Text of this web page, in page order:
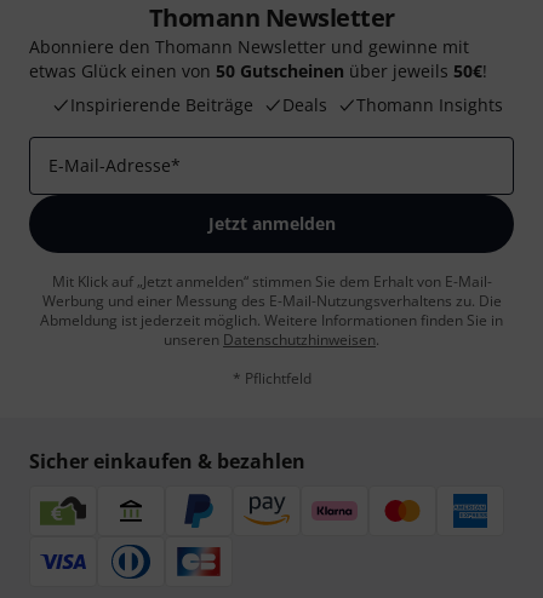
Thomann Newsletter
Abonniere den Thomann Newsletter und gewinne mit
etwas Glück einen von 50 Gutscheinen über jeweils 50€!
Inspirierende Beiträge
Deals Thomann Insights
E-Mail-Adresse*
Jetzt anmelden
Mit Klick auf „Jetzt anmelden“ stimmen Sie dem Erhalt von E-Mail-
Werbung und einer Messung des E-Mail-Nutzungsverhaltens zu. Die
Abmeldung ist jederzeit möglich. Weitere Informationen finden Sie in
unseren Datenschutzhinweisen.
* Pflichtfeld
Sicher einkaufen & bezahlen